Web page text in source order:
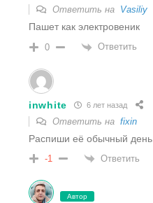
Ответить на Vasiliy
Пашет как электровеник
0 Ответить
inwhite 6 лет назад
Ответить на fixin
Распиши её обычный день.
-1 Ответить
Автор